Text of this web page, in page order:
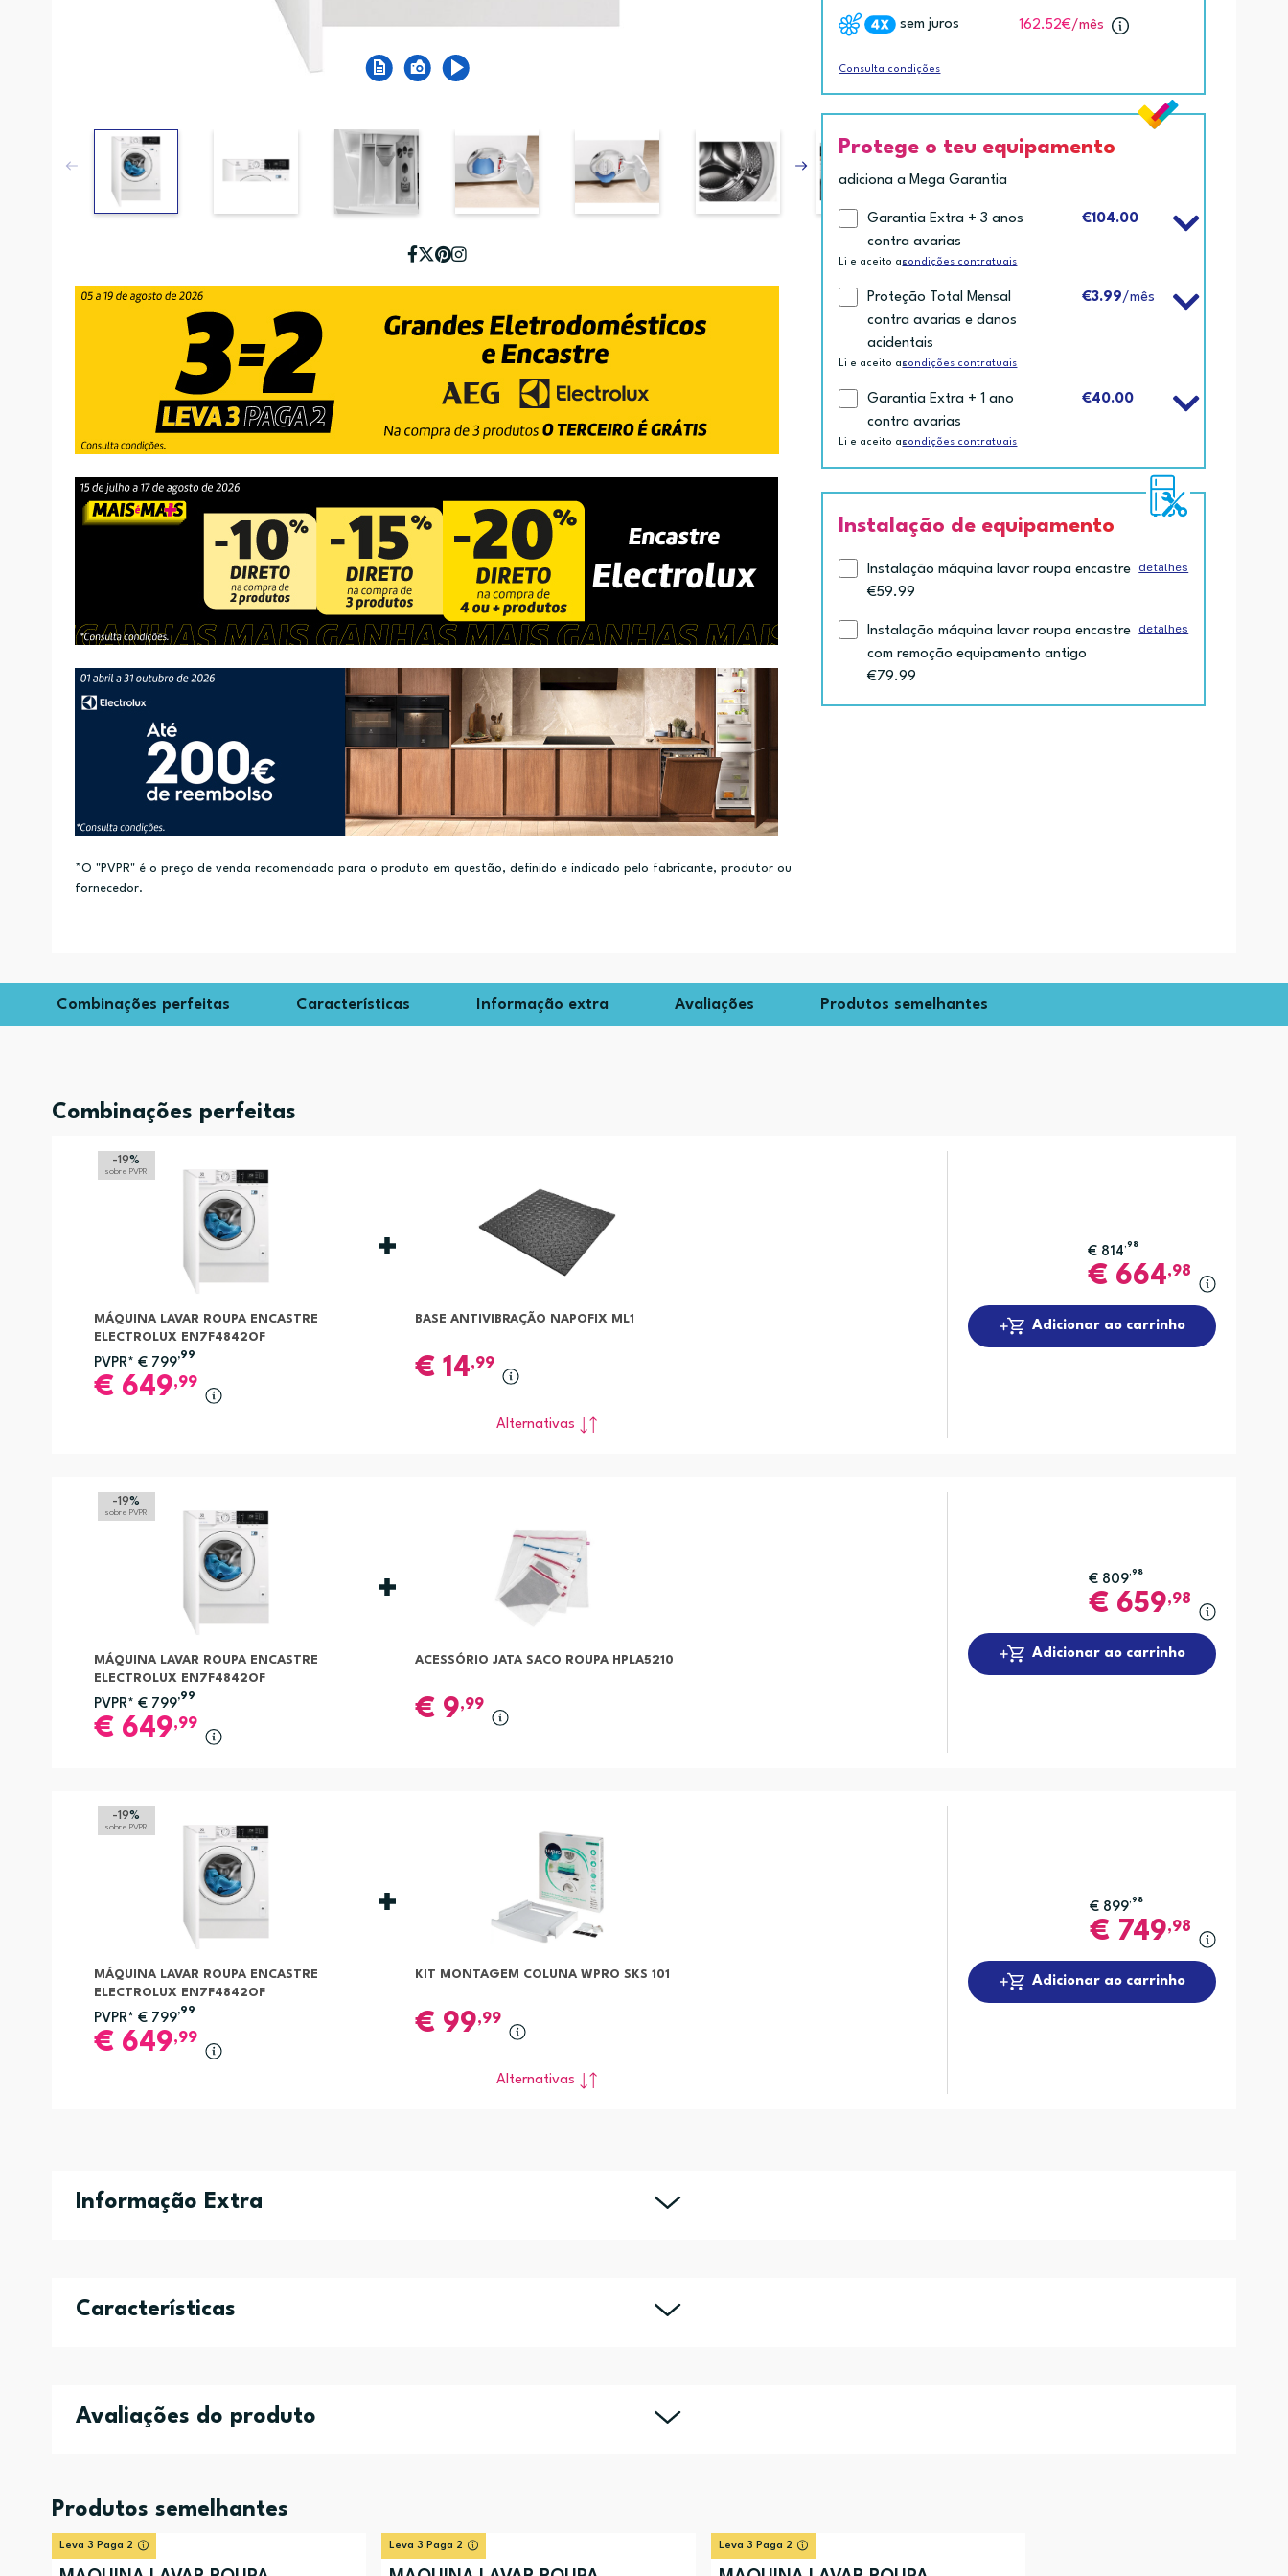
*O "PVPR" é o preço de venda recomendado para o produto em questão, definido e indicado pelo fabricante, produtor ou
fornecedor.
sem juros 162.52€/mês
Consulta condições
Protege o teu equipamento
adiciona a Mega Garantia
Garantia Extra + 3 anos
contra avarias
€104.00
Li e aceito ascondições contratuais
Proteção Total Mensal
contra avarias e danos
acidentais
€3.99/mês
Li e aceito ascondições contratuais
Garantia Extra + 1 ano
contra avarias
€40.00
Li e aceito ascondições contratuais
Instalação de equipamento
Instalação máquina lavar roupa encastre
€59.99
detalhes
Instalação máquina lavar roupa encastre
com remoção equipamento antigo
€79.99
detalhes
Combinações perfeitas Características Informação extra Avaliações Produtos semelhantes
Combinações perfeitas
-19%
sobre PVPR
MÁQUINA LAVAR ROUPA ENCASTRE
ELECTROLUX EN7F4842OF
PVPR* € 799
,99
€ 649,99
BASE ANTIVIBRAÇÃO NAPOFIX ML1
€ 14,99
Alternativas
€ 814 ,98
€ 664,98
Adicionar ao carrinho
-19%
sobre PVPR
MÁQUINA LAVAR ROUPA ENCASTRE
ELECTROLUX EN7F4842OF
PVPR* € 799
,99
€ 649,99
ACESSÓRIO JATA SACO ROUPA HPLA5210
€ 9,99
€ 809 ,98
€ 659,98
Adicionar ao carrinho
-19%
sobre PVPR
MÁQUINA LAVAR ROUPA ENCASTRE
ELECTROLUX EN7F4842OF
PVPR* € 799
,99
€ 649,99
KIT MONTAGEM COLUNA WPRO SKS 101
€ 99,99
Alternativas
€ 899 ,98
€ 749,98
Adicionar ao carrinho
Informação Extra
Características
Avaliações do produto
Produtos semelhantes
Leva 3 Paga 2 Leva 3 Paga 2 Leva 3 Paga 2